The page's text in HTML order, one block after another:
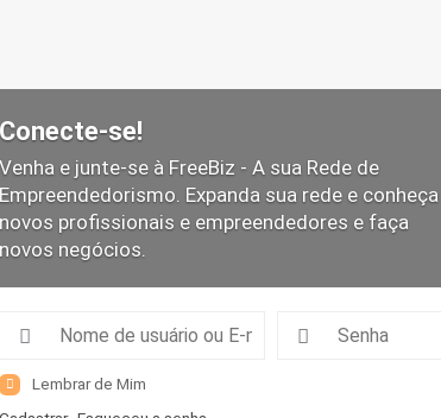
Conecte-se!
Venha e junte-se à FreeBiz - A sua Rede de
Empreendedorismo. Expanda sua rede e conheça
novos profissionais e empreendedores e faça
novos negócios.
Lembrar de Mim